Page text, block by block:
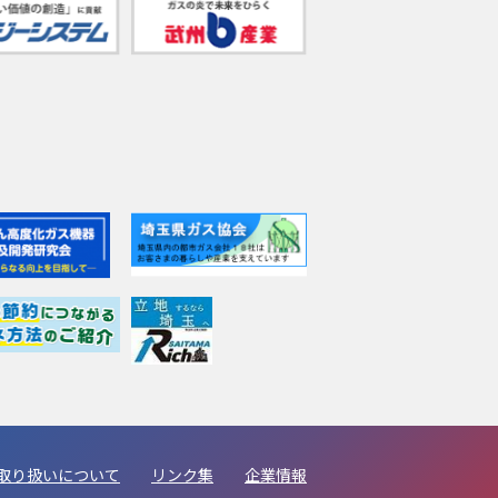
り扱いについて リンク集 企業情報